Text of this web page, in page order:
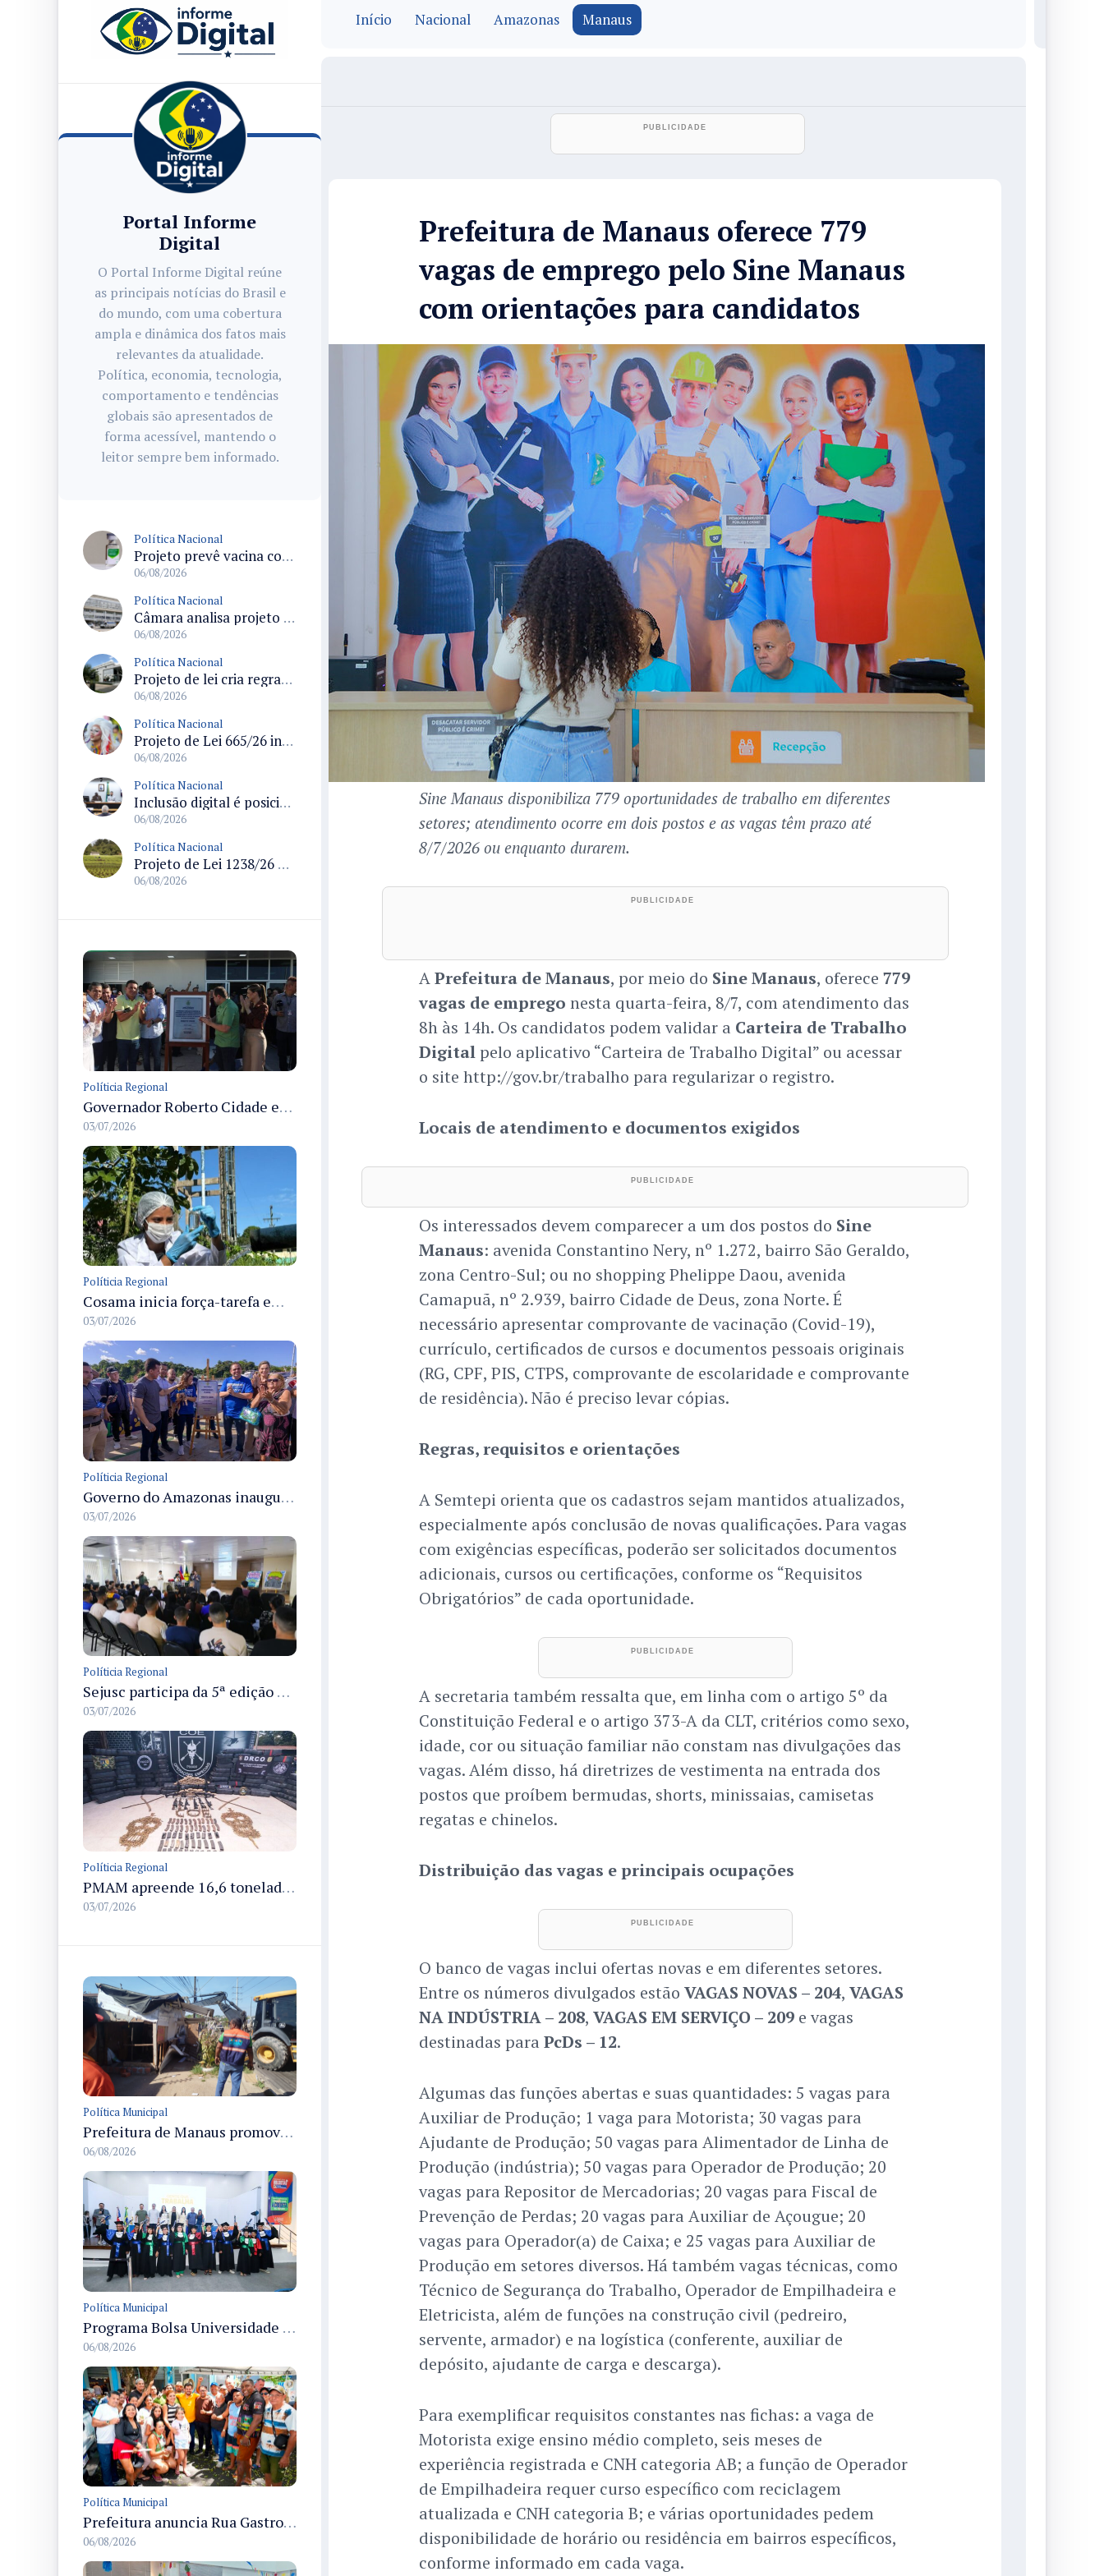
Portal Informe
Digital
O Portal Informe Digital reúne
as principais notícias do Brasil e
do mundo, com uma cobertura
ampla e dinâmica dos fatos mais
relevantes da atualidade.
Política, economia, tecnologia,
comportamento e tendências
globais são apresentados de
forma acessível, mantendo o
leitor sempre bem informado.
Política Nacional
Projeto prevê vacina contra HPV obrigatória e testes moleculares para rastreamento do câncer do colo do útero
06/08/2026
Política Nacional
Câmara analisa projeto que cria Política Nacional de Qualificação e Valorização da Preceptoria na Residência Médica
06/08/2026
Política Nacional
Projeto de lei cria regras para punir litigância abusiva reversa e integrar sistemas do Judiciário
06/08/2026
Política Nacional
Projeto de Lei 665/26 institui política nacional para prevenção ao transfeminicídio e prevê medidas de proteção e reparação
06/08/2026
Política Nacional
Inclusão digital é posicionada como pilar essencial da reurbanização de favelas e periferias
06/08/2026
Política Nacional
Projeto de Lei 1238/26 propõe validação automática do Cadastro Ambiental Rural para imóveis de até quatro módulos fiscais
06/08/2026
Políticia Regional
Governador Roberto Cidade entrega readequação do ambulatório da FCecon e amplia capacidade de atendimento oncológico em Manaus
03/07/2026
Políticia Regional
Cosama inicia força-tarefa em Anamã para fortalecer abastecimento de água e segurança hídrica da população
03/07/2026
Políticia Regional
Governo do Amazonas inaugura primeiro Castramóvel Fluvial para atendimento veterinário às comunidades ribeirinhas e castração gratuita
03/07/2026
Políticia Regional
Sejusc participa da 5ª edição do Caminhos Literários com foco na cultura hip-hop nas unidades socioeducativas
03/07/2026
Políticia Regional
PMAM apreende 16,6 toneladas de entorpecentes e registra aumento nas prisões em flagrante e nas capturas de foragidos no primeiro semestre de 2026
03/07/2026
Política Municipal
Prefeitura de Manaus promove demolição administrativa de cinco estruturas que ocupavam calçada pública
06/08/2026
Política Municipal
Programa Bolsa Universidade entrega certificados a formandos em Manaus na sede do Executivo municipal
06/08/2026
Política Municipal
Prefeitura anuncia Rua Gastronômica de Manaus e garante alternativas para 54 ambulantes cadastrados
06/08/2026
Início Nacional Amazonas Manaus
Prefeitura de Manaus oferece 779
vagas de emprego pelo Sine Manaus
com orientações para candidatos
Sine Manaus disponibiliza 779 oportunidades de trabalho em diferentes
setores; atendimento ocorre em dois postos e as vagas têm prazo até
8/7/2026 ou enquanto durarem.
APrefeitura de Manaus, por meio do Sine Manaus, oferece 779
vagas de emprego nesta quarta-feira, 8/7, com atendimento das
8h às 14h. Os candidatos podem validar a Carteira de Trabalho
Digitalpelo aplicativo “Carteira de Trabalho Digital” ou acessar
o site http://gov.br/trabalho para regularizar o registro.
Locais de atendimento e documentos exigidos
Os interessados devem comparecer a um dos postos do Sine
Manaus: avenida Constantino Nery, nº 1.272, bairro São Geraldo,
zona Centro-Sul; ou no shopping Phelippe Daou, avenida
Camapuã, nº 2.939, bairro Cidade de Deus, zona Norte. É
necessário apresentar comprovante de vacinação (Covid-19),
currículo, certificados de cursos e documentos pessoais originais
(RG, CPF, PIS, CTPS, comprovante de escolaridade e comprovante
de residência). Não é preciso levar cópias.
Regras, requisitos e orientações
A Semtepi orienta que os cadastros sejam mantidos atualizados,
especialmente após conclusão de novas qualificações. Para vagas
com exigências específicas, poderão ser solicitados documentos
adicionais, cursos ou certificações, conforme os “Requisitos
Obrigatórios” de cada oportunidade.
A secretaria também ressalta que, em linha com o artigo 5º da
Constituição Federal e o artigo 373-A da CLT, critérios como sexo,
idade, cor ou situação familiar não constam nas divulgações das
vagas. Além disso, há diretrizes de vestimenta na entrada dos
postos que proíbem bermudas, shorts, minissaias, camisetas
regatas e chinelos.
Distribuição das vagas e principais ocupações
O banco de vagas inclui ofertas novas e em diferentes setores.
Entre os números divulgados estão VAGAS NOVAS – 204, VAGAS
NA INDÚSTRIA – 208, VAGAS EM SERVIÇO – 209e vagas
destinadas para PcDs – 12.
Algumas das funções abertas e suas quantidades: 5 vagas para
Auxiliar de Produção; 1 vaga para Motorista; 30 vagas para
Ajudante de Produção; 50 vagas para Alimentador de Linha de
Produção (indústria); 50 vagas para Operador de Produção; 20
vagas para Repositor de Mercadorias; 20 vagas para Fiscal de
Prevenção de Perdas; 20 vagas para Auxiliar de Açougue; 20
vagas para Operador(a) de Caixa; e 25 vagas para Auxiliar de
Produção em setores diversos. Há também vagas técnicas, como
Técnico de Segurança do Trabalho, Operador de Empilhadeira e
Eletricista, além de funções na construção civil (pedreiro,
servente, armador) e na logística (conferente, auxiliar de
depósito, ajudante de carga e descarga).
Para exemplificar requisitos constantes nas fichas: a vaga de
Motorista exige ensino médio completo, seis meses de
experiência registrada e CNH categoria AB; a função de Operador
de Empilhadeira requer curso específico com reciclagem
atualizada e CNH categoria B; e várias oportunidades pedem
disponibilidade de horário ou residência em bairros específicos,
conforme informado em cada vaga.